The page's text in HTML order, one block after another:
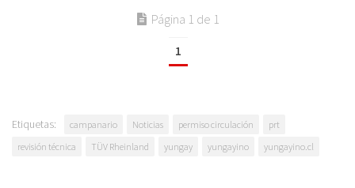
Página 1 de 1
1
Etiquetas: campanario Noticias permiso circulación
prt
revisión técnica
TÜV Rheinland yungay yungayino yungayino.cl